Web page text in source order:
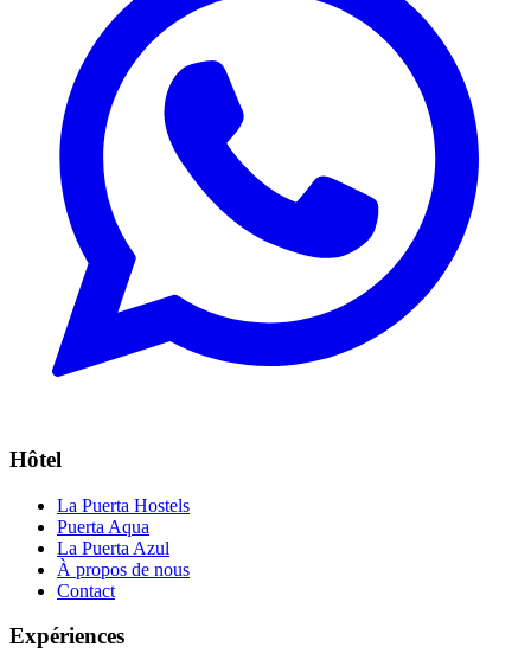
Hôtel
La Puerta Hostels
Puerta Aqua
La Puerta Azul
À propos de nous
Contact
Expériences